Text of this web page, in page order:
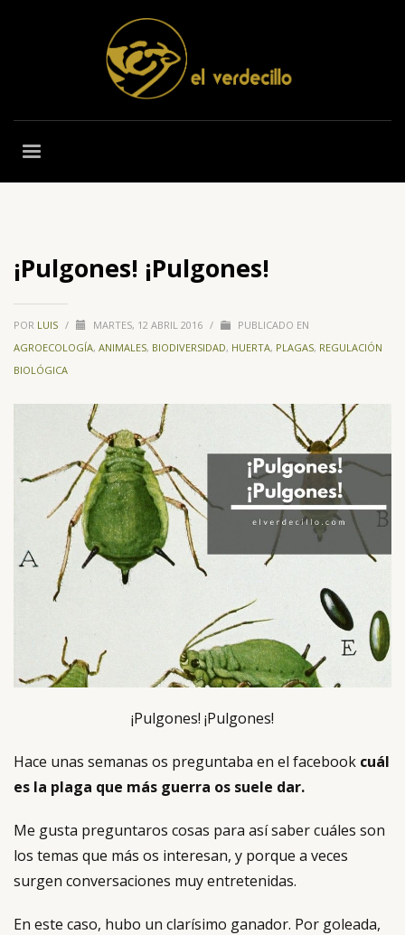
¡Pulgones! ¡Pulgones!
POR LUIS / MARTES, 12 ABRIL 2016 /
PUBLICADO EN
AGROECOLOGÍA, ANIMALES, BIODIVERSIDAD, HUERTA, PLAGAS, REGULACIÓN
BIOLÓGICA
¡Pulgones! ¡Pulgones!
Hace unas semanas os preguntaba en el facebook cuál
es la plaga que más guerra os suele dar.
Me gusta preguntaros cosas para así saber cuáles son
los temas que más os interesan, y porque a veces
surgen conversaciones muy entretenidas.
En este caso, hubo un clarísimo ganador. Por goleada,